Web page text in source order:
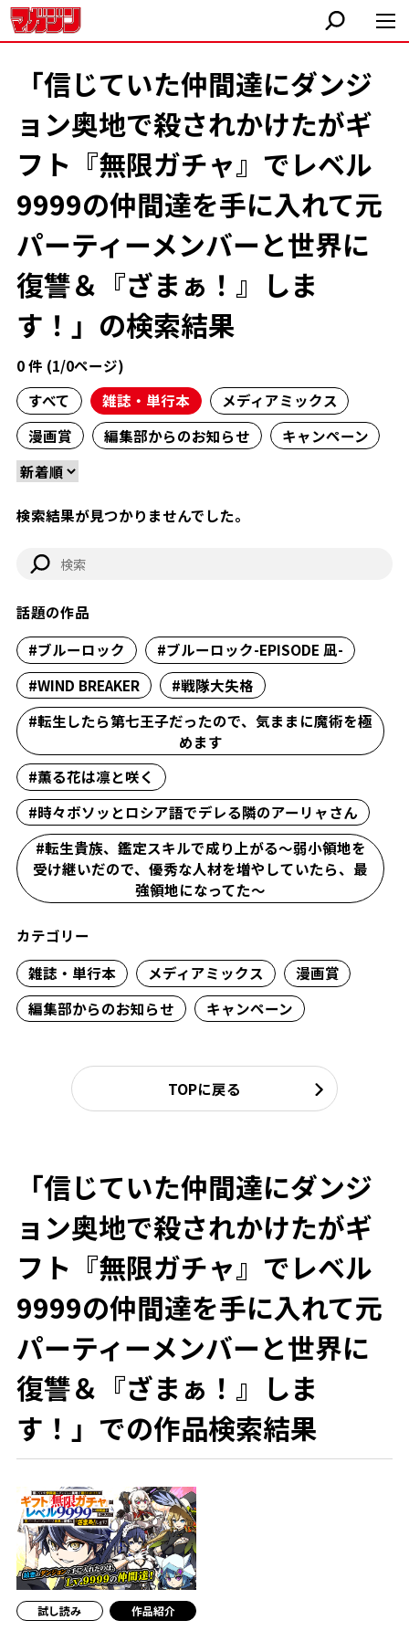
「信じていた仲間達にダンジ
ョン奥地で殺されかけたがギ
フト『無限ガチャ』でレベル
9999の仲間達を手に入れて元
パーティーメンバーと世界に
復讐＆『ざまぁ！』しま
す！」の検索結果
0 件 (1/0ページ)
すべて
雑誌・単行本
メディアミックス
漫画賞
編集部からのお知らせ キャンペーン
検索結果が見つかりませんでした。
話題の作品
#ブルーロック
#ブルーロック-EPISODE 凪-
#WIND BREAKER
#戦隊大失格
#転生したら第七王子だったので、気ままに魔術を極
めます
#薫る花は凛と咲く
#時々ボソッとロシア語でデレる隣のアーリャさん
#転生貴族、鑑定スキルで成り上がる～弱小領地を
受け継いだので、優秀な人材を増やしていたら、最
強領地になってた～
カテゴリー
雑誌・単行本
メディアミックス
漫画賞
編集部からのお知らせ
キャンペーン
TOPに戻る
「信じていた仲間達にダンジ
ョン奥地で殺されかけたがギ
フト『無限ガチャ』でレベル
9999の仲間達を手に入れて元
パーティーメンバーと世界に
復讐＆『ざまぁ！』しま
す！」での作品検索結果
試し読み 作品紹介